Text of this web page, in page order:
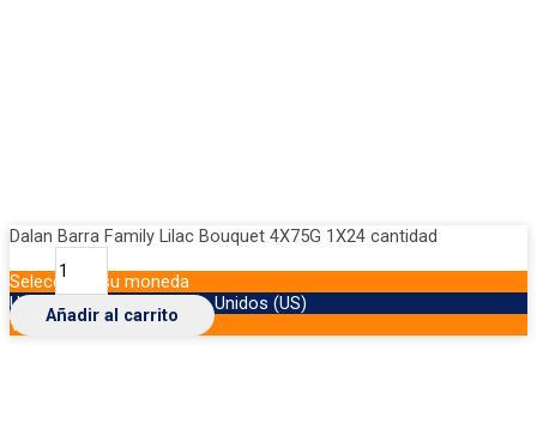
Seleccione su moneda
USD
Dólar de los Estados Unidos (US)
VES
Bolívar venezolano
Dalan Barra Family Lilac Bouquet 4X75G 1X24 cantidad
Añadir al carrito